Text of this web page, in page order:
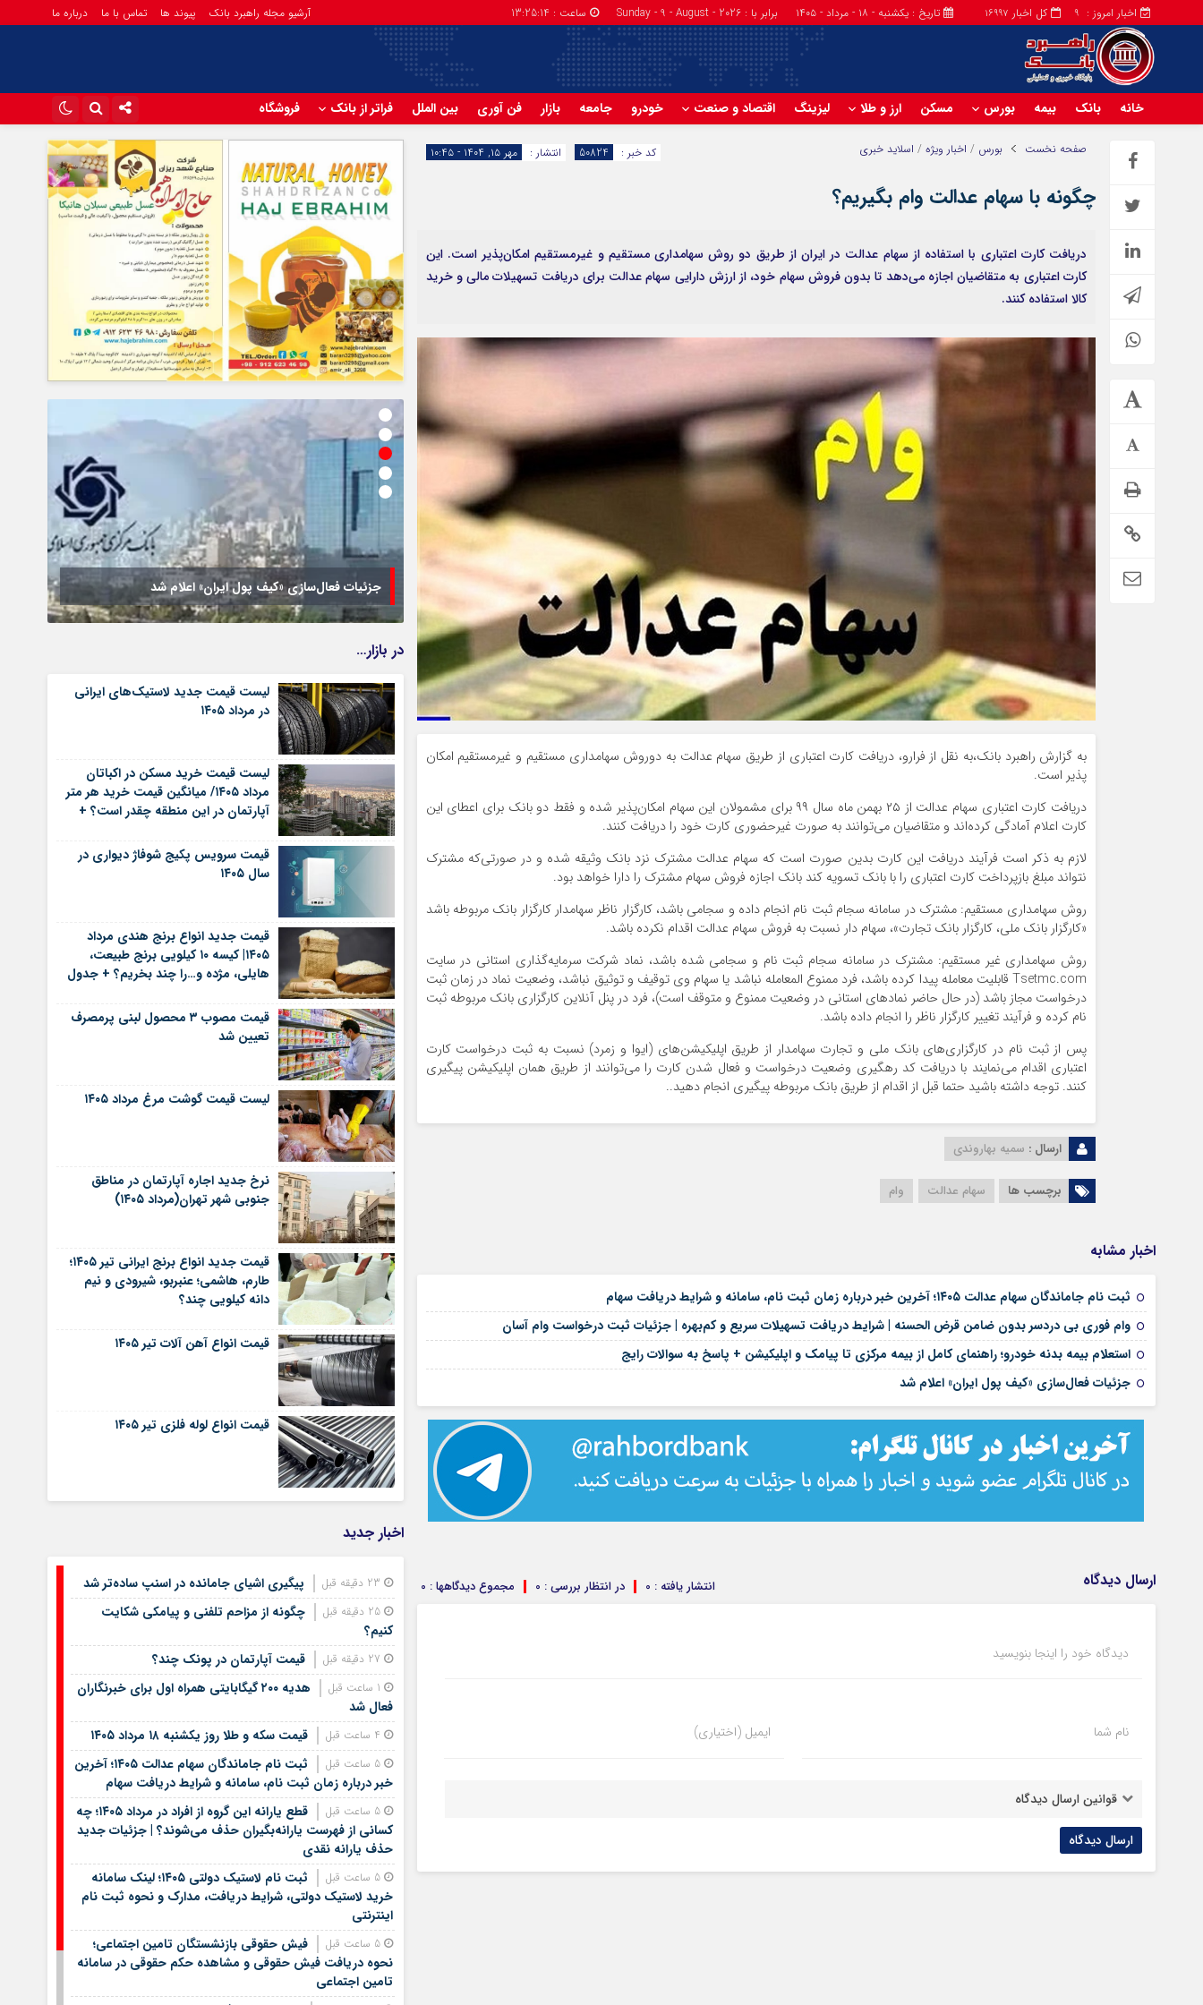
کل اخبار 16997 اخبار امروز : 9 تاریخ : یکشنبه - ۱۸ - مرداد - ۱۴۰۵ برابر با : Sunday - 9 - August - 2026 ساعت : 13:25:15 آرشیو مجله راهبرد بانک پیوند ها تماس با ما درباره ما
خانه بانک بیمه بورس مسکن ارز و طلا لیزینگ اقتصاد و صنعت خودرو جامعه بازار فن آوری بین الملل فراتر از بانک فروشگاه
اینستاگرام
تلگرام
آپارات
صفحه نخست بورس / اخبار ویژه / اسلاید خبری انتشار : مهر ۱۵, ۱۴۰۴ - ۱۰:۴۵ کد خبر : 50824
چگونه با سهام عدالت وام بگیریم؟
دریافت کارت اعتباری با استفاده از سهام عدالت در ایران از طریق دو روش سهامداری مستقیم و غیرمستقیم امکان‌پذیر است. این
کارت اعتباری به متقاضیان اجازه می‌دهد تا بدون فروش سهام خود، از ارزش دارایی سهام عدالت برای دریافت تسهیلات مالی و خرید
کالا استفاده کنند.
به گزارش راهبرد بانک،به نقل از فرارو، دریافت کارت اعتباری از طریق سهام عدالت به دوروش سهامداری مستقیم و غیرمستقیم امکان
پذیر است.
دریافت کارت اعتباری سهام عدالت از ۲۵ بهمن ماه سال ۹۹ برای مشمولان این سهام امکان‌پذیر شده و فقط دو بانک برای اعطای این
کارت اعلام آمادگی کرده‌اند و متقاضیان می‌توانند به صورت غیرحضوری کارت خود را دریافت کنند.
لازم به ذکر است فرآیند دریافت این کارت بدین صورت است که سهام عدالت مشترک نزد بانک وثیقه شده و در صورتی‌که مشترک
نتواند مبلغ بازپرداخت کارت اعتباری را با بانک تسویه کند بانک اجازه فروش سهام مشترک را دارا خواهد بود.
روش سهامداری مستقیم: مشترک در سامانه سجام ثبت نام انجام داده و سجامی باشد، کارگزار ناظر سهامدار کارگزار بانک مربوطه باشد
«کارگزار بانک ملی، کارگزار بانک تجارت»، سهام دار نسبت به فروش سهام عدالت اقدام نکرده باشد.
روش سهامداری غیر مستقیم: مشترک در سامانه سجام ثبت نام و سجامی شده باشد، نماد شرکت سرمایه‌گذاری استانی در سایت
Tsetmc.com قابلیت معامله پیدا کرده باشد، فرد ممنوع المعامله نباشد یا سهام وی توقیف و توثیق نباشد، وضعیت نماد در زمان ثبت
درخواست مجاز باشد (در حال حاضر نماد‌های استانی در وضعیت ممنوع و متوقف است)، فرد در پنل آنلاین کارگزاری بانک مربوطه ثبت
نام کرده و فرآیند تغییر کارگزار ناظر را انجام داده باشد.
پس از ثبت نام در کارگزاری‌های بانک ملی و تجارت سهامدار از طریق اپلیکیشن‌های (ایوا و زمرد) نسبت به ثبت درخواست کارت
اعتباری اقدام می‌نمایند با دریافت کد رهگیری وضعیت درخواست و فعال شدن کارت را می‌توانند از طریق همان اپلیکیشن پیگیری
کنند. توجه داشته باشید حتما قبل از اقدام از طریق بانک مربوطه پیگیری انجام دهید..
ارسال : سمیه بهاروندی
برچسب ها سهام عدالت وام
اخبار مشابه
ثبت نام جاماندگان سهام عدالت ۱۴۰۵؛ آخرین خبر درباره زمان ثبت نام، سامانه و شرایط دریافت سهام
وام فوری بی دردسر بدون ضامن قرض الحسنه | شرایط دریافت تسهیلات سریع و کم‌بهره | جزئیات ثبت درخواست وام آسان
استعلام بیمه بدنه خودرو؛ راهنمای کامل از بیمه مرکزی تا پیامک و اپلیکیشن + پاسخ به سوالات رایج
جزئیات فعال‌سازی «کیف پول ایران» اعلام شد
ارسال دیدگاه مجموع دیدگاهها : 0 در انتظار بررسی : 0 انتشار یافته : 0
دیدگاه خود را اینجا بنویسید
نام شما ایمیل (اختیاری)
قوانین ارسال دیدگاه
وام فوری بی دردسر بدون ضامن قرض الحسنه | شرایط
دریافت تسهیلات سریع و کم‌بهره | جزئیات ثبت درخواست
وام آسان
استعلام بیمه بدنه خودرو؛ راهنمای کامل از بیمه مرکزی تا
پیامک و اپلیکیشن + پاسخ به سوالات رایج
جزئیات فعال‌سازی «کیف پول ایران» اعلام شد
در بازار…
لیست قیمت جدید لاستیک‌های ایرانی
در مرداد ۱۴۰۵
لیست قیمت خرید مسکن در اکباتان
مرداد ۱۴۰۵/ میانگین قیمت خرید هر متر
آپارتمان در این منطقه چقدر است؟ +
قیمت سرویس پکیج شوفاژ دیواری در
سال ۱۴۰۵
قیمت جدید انواع برنج هندی مرداد
۱۴۰۵| کیسه ۱۰ کیلویی برنج طبیعت،
هایلی، مژده و…را چند بخریم؟ + جدول
قیمت مصوب ۳ محصول لبنی پرمصرف
تعیین شد
لیست قیمت گوشت مرغ مرداد ۱۴۰۵
نرخ جدید اجاره آپارتمان در مناطق
جنوبی شهر تهران(مرداد ۱۴۰۵)
قیمت جدید انواع برنج ایرانی تیر ۱۴۰۵؛
طارم، هاشمی؛ عنبربو، شیرودی و نیم
دانه کیلویی چند؟
قیمت انواع آهن آلات تیر ۱۴۰۵
قیمت انواع لوله فلزی تیر ۱۴۰۵
اخبار جدید
پیگیری اشیای جامانده در اسنپ ساده‌تر شد
25 دقیقه قبل
چگونه از مزاحم تلفنی و پیامکی شکایت
کنیم؟
قیمت آپارتمان در پونک چند؟
هدیه ۲۰۰ گیگابایتی همراه اول برای خبرنگاران
فعال شد
قیمت سکه و طلا روز یکشنبه ۱۸ مرداد ۱۴۰۵
5 ساعت قبل
ثبت نام جاماندگان سهام عدالت ۱۴۰۵؛ آخرین
خبر درباره زمان ثبت نام، سامانه و شرایط دریافت سهام
5 ساعت قبل
قطع یارانه این گروه از افراد در مرداد ۱۴۰۵؛ چه
کسانی از فهرست یارانه‌بگیران حذف می‌شوند؟ | جزئیات جدید
حذف یارانه نقدی
5 ساعت قبل
ثبت نام لاستیک دولتی ۱۴۰۵؛ لینک سامانه
خرید لاستیک دولتی، شرایط دریافت، مدارک و نحوه ثبت نام
اینترنتی
5 ساعت قبل
فیش حقوقی بازنشستگان تامین اجتماعی؛
نحوه دریافت فیش حقوقی و مشاهده حکم حقوقی در سامانه
تامین اجتماعی